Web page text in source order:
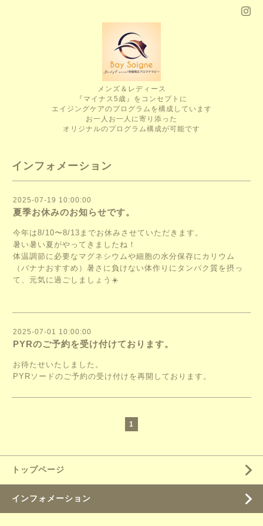
メンズ＆レディース
『マイナス5歳』をコンセプトに
エイジングケアのプログラムを構成しています
お一人お一人に寄り添った
オリジナルのプログラム構成が可能です
インフォメーション
2025-07-19 10:00:00
夏季お休みのお知らせです。
今年は8/10〜8/13までお休みさせていただきます。
暑い暑い夏がやってきましたね！
体温調節に必要なマグネシウムや細胞の水分保存にカリウム
（バナナおすすめ）暑さに負けない体作りにタンパク質を摂っ
て、元気に過ごしましょう☀️
2025-07-01 10:00:00
PYRのご予約を受け付けております。
お待たせいたしました。
PYRソードのご予約の受け付けを再開しております。
1
トップページ
インフォメーション